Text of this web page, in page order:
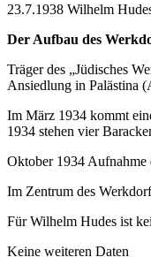
23.7.1938 Wilhelm
Der Aufbau des
Träger des „Jüdisches
Ansiedlung in Palästina
Im März 1934 kommt
1934 stehen vier
Oktober 1934 Aufnahme
Im Zentrum des
Für Wilhelm Hudes ist
Keine weiteren Daten